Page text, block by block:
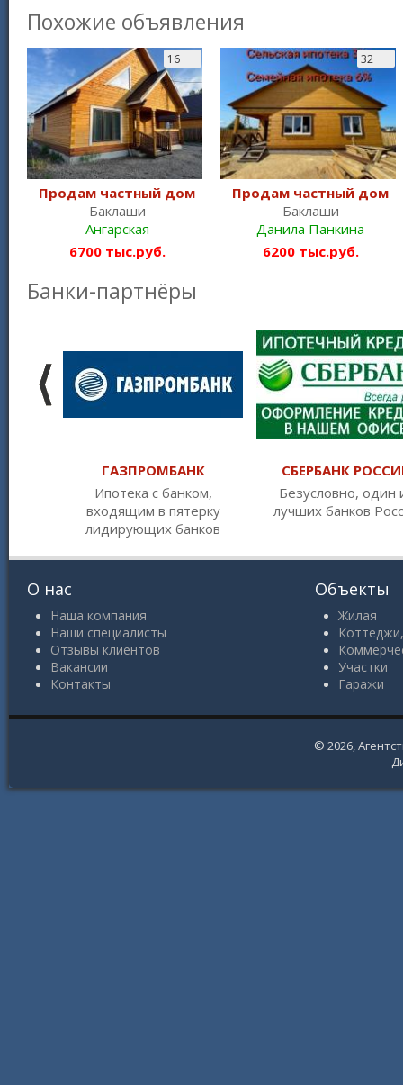
Похожие объявления
16
Продам частный дом
Баклаши
Ангарская
6700 тыс.руб.
32
Продам частный дом
Баклаши
Данила Панкина
6200 тыс.руб.
Банки-партнёры
ГАЗПРОМБАНК
Ипотека с банком,
входящим в пятерку
лидирующих банков
СБЕРБАНК
Безусловно, один
лучших банков
О нас
Наша компания
Наши специалисты
Отзывы клиентов
Вакансии
Контакты
Объекты
Жилая
Участки
Гаражи
© 2026,